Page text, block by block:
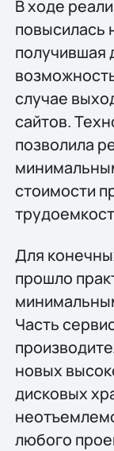
В ходе
повысилась
получившая
случае
сайтов.
позволила
стоимости
Для
прошло
Часть
новых
дисковых
любого